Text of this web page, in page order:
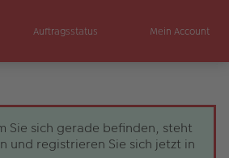
Auftragsstatus Mein Account
Sie sich gerade befinden, steht
und registrieren Sie sich jetzt in